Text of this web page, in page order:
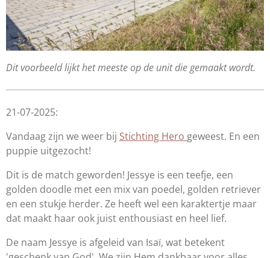
Dit voorbeeld lijkt het meeste op de unit die gemaakt wordt.
21-07-2025:
Vandaag zijn we weer bij Stichting Hero geweest. En een
puppie uitgezocht!
Dit is de match geworden! Jessye is een teefje, een
golden doodle met een mix van poedel, golden retriever
en een stukje herder. Ze heeft wel een karaktertje maar
dat maakt haar ook juist enthousiast en heel lief.
De naam Jessye is afgeleid van Isaï, wat betekent